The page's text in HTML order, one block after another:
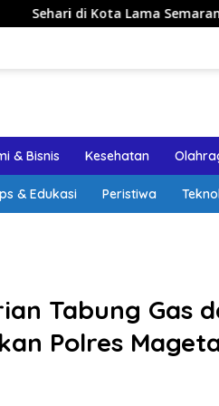
Kota Lama Semarang: Jalan
& Bisnis Kesehatan
& Edukasi Peristiwa
Tabung Gas
Polres